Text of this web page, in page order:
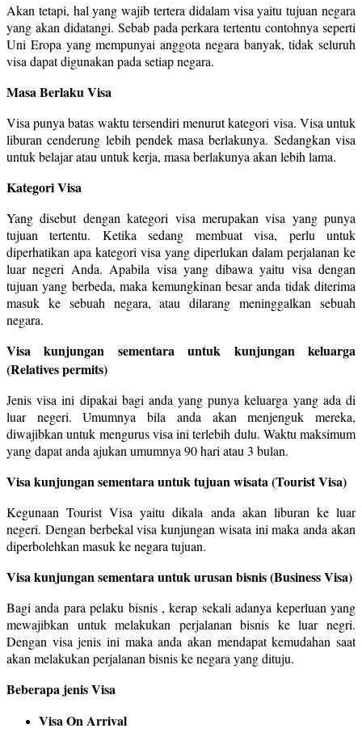
Akan tetapi, hal yang wajib tertera didalam visa yaitu tujuan negara
yang akan didatangi. Sebab pada perkara tertentu contohnya seperti
Uni Eropa yang mempunyai anggota negara banyak, tidak seluruh
visa dapat digunakan pada setiap negara.
Masa Berlaku Visa
Visa punya batas waktu tersendiri menurut kategori visa. Visa untuk
liburan cenderung lebih pendek masa berlakunya. Sedangkan visa
untuk belajar atau untuk kerja, masa berlakunya akan lebih lama.
Kategori Visa
Yang disebut dengan kategori visa merupakan visa yang punya
tujuan tertentu. Ketika sedang membuat visa, perlu untuk
diperhatikan apa kategori visa yang diperlukan dalam perjalanan ke
luar negeri Anda. Apabila visa yang dibawa yaitu visa dengan
tujuan yang berbeda, maka kemungkinan besar anda tidak diterima
masuk ke sebuah negara, atau dilarang meninggalkan sebuah
negara.
Visa kunjungan sementara untuk kunjungan keluarga
(Relatives permits)
Jenis visa ini dipakai bagi anda yang punya keluarga yang ada di
luar negeri. Umumnya bila anda akan menjenguk mereka,
diwajibkan untuk mengurus visa ini terlebih dulu. Waktu maksimum
yang dapat anda ajukan umumnya 90 hari atau 3 bulan.
Visa kunjungan sementara untuk tujuan wisata (Tourist Visa)
Kegunaan Tourist Visa yaitu dikala anda akan liburan ke luar
negeri. Dengan berbekal visa kunjungan wisata ini maka anda akan
diperbolehkan masuk ke negara tujuan.
Visa kunjungan sementara untuk urusan bisnis (Business Visa)
Bagi anda para pelaku bisnis , kerap sekali adanya keperluan yang
mewajibkan untuk melakukan perjalanan bisnis ke luar negri.
Dengan visa jenis ini maka anda akan mendapat kemudahan saat
akan melakukan perjalanan bisnis ke negara yang dituju.
Beberapa jenis Visa
Visa On Arrival